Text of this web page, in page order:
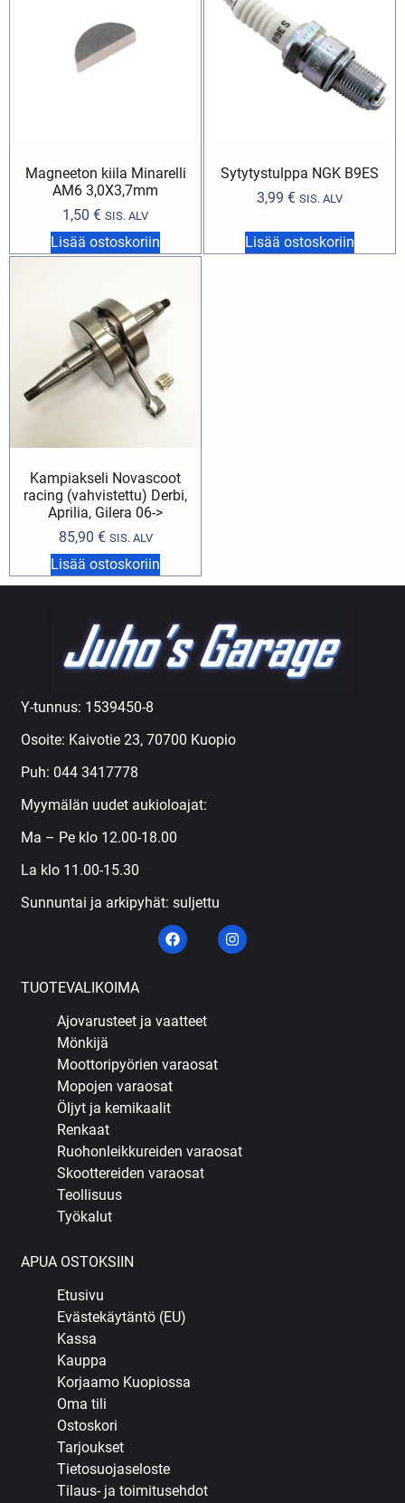
Magneeton kiila Minarelli
AM6 3,0X3,7mm
1,50 € SIS. ALV
Lisää ostoskoriin
Sytytystulppa NGK B9ES
3,99 € SIS. ALV
Lisää ostoskoriin
Kampiakseli Novascoot
racing (vahvistettu) Derbi,
Aprilia, Gilera 06->
85,90 € SIS. ALV
Lisää ostoskoriin
Y-tunnus: 1539450-8
Osoite: Kaivotie 23, 70700 Kuopio
Puh: 044 3417778
Myymälän uudet aukioloajat:
Ma – Pe klo 12.00-18.00
La klo 11.00-15.30
Sunnuntai ja arkipyhät: suljettu
TUOTEVALIKOIMA
Ajovarusteet ja vaatteet
Mönkijä
Moottoripyörien varaosat
Mopojen varaosat
Öljyt ja kemikaalit
Renkaat
Ruohonleikkureiden varaosat
Skoottereiden varaosat
Teollisuus
Työkalut
APUA OSTOKSIIN
Etusivu
Evästekäytäntö (EU)
Kassa
Kauppa
Korjaamo Kuopiossa
Oma tili
Ostoskori
Tarjoukset
Tietosuojaseloste
Tilaus- ja toimitusehdot